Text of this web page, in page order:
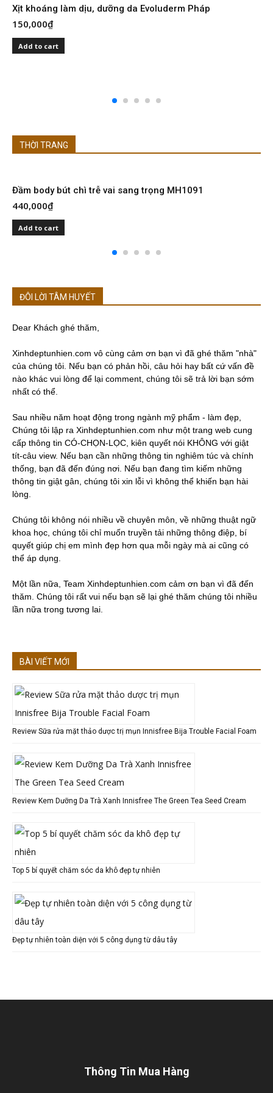
Xịt khoáng làm dịu, dưỡng da Evoluderm Pháp
150,000₫
Add to cart
THỜI TRANG
Đầm body bút chì trễ vai sang trọng MH1091
440,000₫
Add to cart
ĐÔI LỜI TÂM HUYẾT
Dear Khách ghé thăm,
Xinhdeptunhien.com vô cùng cảm ơn bạn vì đã ghé thăm "nhà"
của chúng tôi. Nếu bạn có phản hồi, câu hỏi hay bất cứ vấn đề
nào khác vui lòng để lại comment, chúng tôi sẽ trả lời bạn sớm
nhất có thể.
Sau nhiều năm hoạt động trong ngành mỹ phẩm - làm đẹp,
Chúng tôi lập ra Xinhdeptunhien.com như một trang web cung
cấp thông tin CÓ-CHỌN-LỌC, kiên quyết nói KHÔNG với giật
tít-câu view. Nếu bạn cần những thông tin nghiêm túc và chính
thống, bạn đã đến đúng nơi. Nếu bạn đang tìm kiếm những
thông tin giật gân, chúng tôi xin lỗi vì không thể khiến bạn hài
lòng.
Chúng tôi không nói nhiều về chuyên môn, về những thuật ngữ
khoa học, chúng tôi chỉ muốn truyền tải những thông điệp, bí
quyết giúp chị em mình đẹp hơn qua mỗi ngày mà ai cũng có
thể áp dụng.
Một lần nữa, Team Xinhdeptunhien.com cảm ơn bạn vì đã đến
thăm. Chúng tôi rất vui nếu bạn sẽ lại ghé thăm chúng tôi nhiều
lần nữa trong tương lai.
BÀI VIẾT MỚI
Review Sữa rửa mặt thảo dược trị mụn Innisfree Bija Trouble Facial Foam
Review Kem Dưỡng Da Trà Xanh Innisfree The Green Tea Seed Cream
Top 5 bí quyết chăm sóc da khô đẹp tự nhiên
Đẹp tự nhiên toàn diện với 5 công dụng từ dâu tây
Thông Tin Mua Hàng